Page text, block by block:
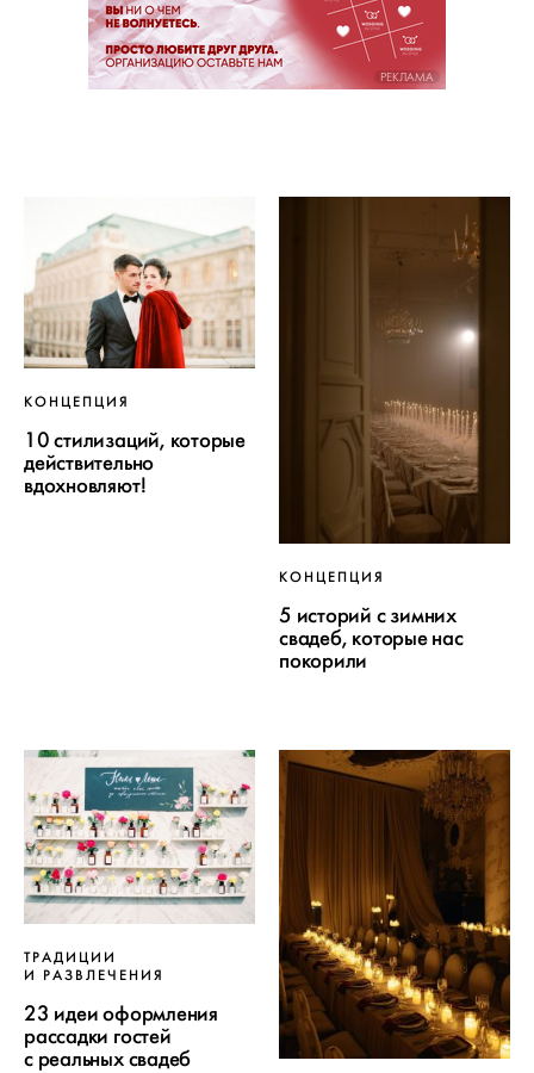
РЕКЛАМА
КОНЦЕПЦИЯ
10 стилизаций, которые
действительно
вдохновляют!
КОНЦЕПЦИЯ
5 историй с зимних
свадеб, которые нас
покорили
ТРАДИЦИИ
И РАЗВЛЕЧЕНИЯ
23 идеи оформления
рассадки гостей
с реальных свадеб